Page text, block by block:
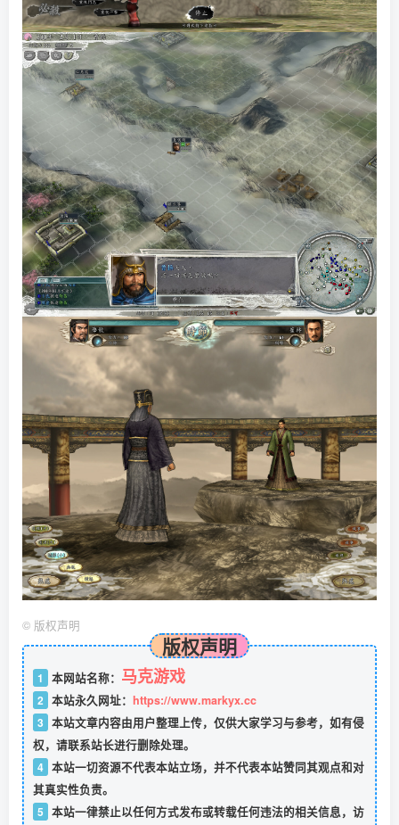
© 版权声明
版权声明
1 本网站名称： 马克游戏
2 本站永久网址： https://www.markyx.cc
3 本站文章内容由用户整理上传，仅供大家学习与参考，如有侵
权，请联系站长进行删除处理。
4 本站一切资源不代表本站立场，并不代表本站赞同其观点和对
其真实性负责。
5 本站一律禁止以任何方式发布或转载任何违法的相关信息，访